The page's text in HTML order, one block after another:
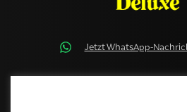
Jetzt WhatsApp-